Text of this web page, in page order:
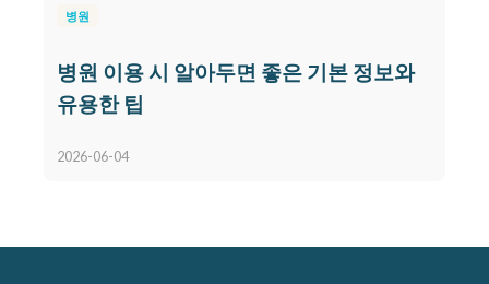
병원
병원 이용 시 알아두면 좋은 기본 정보와
유용한 팁
2026-06-04